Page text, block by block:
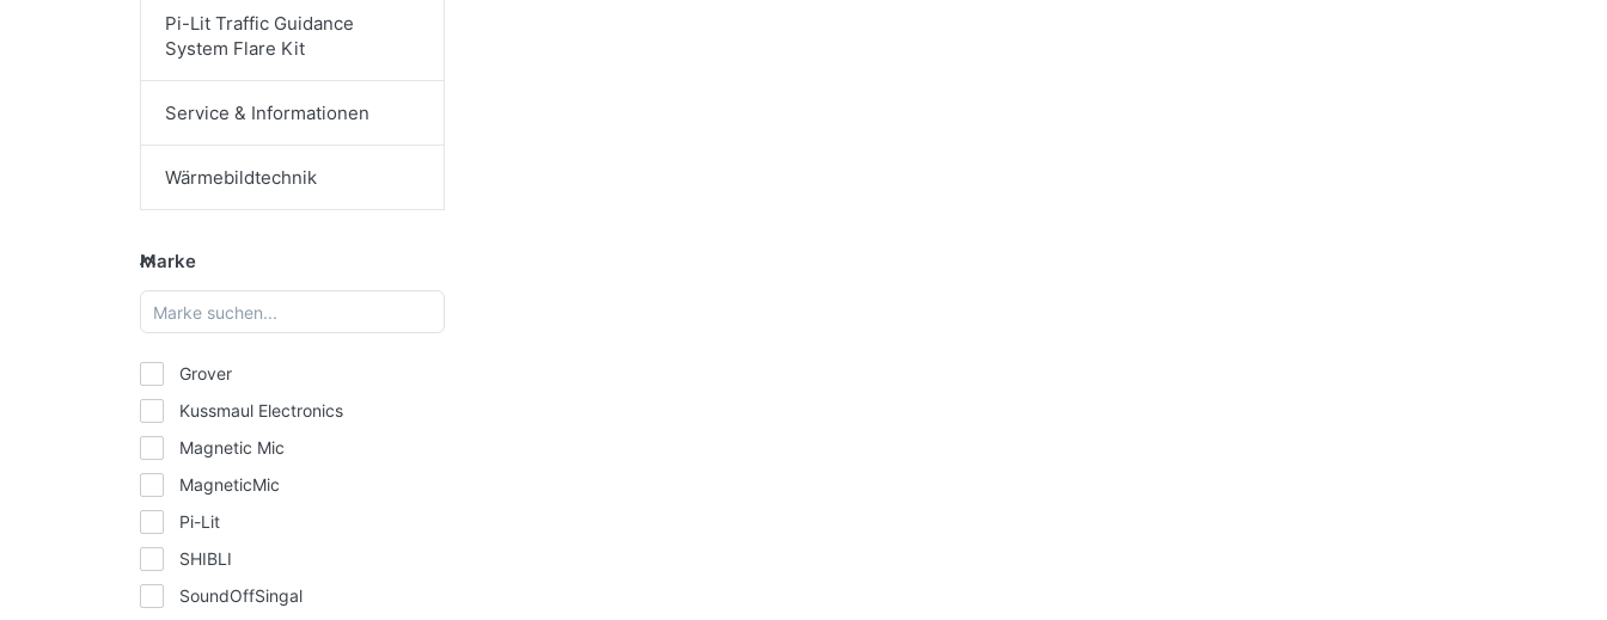
Pi-Lit Traffic Guidance
System Flare Kit
Service & Informationen
Wärmebildtechnik
Marke
Marke
Grover
Kussmaul Electronics
Magnetic Mic
MagneticMic
Pi-Lit
SHIBLI
SoundOffSingal